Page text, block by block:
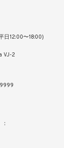
12:00〜18:00)
VJ-2